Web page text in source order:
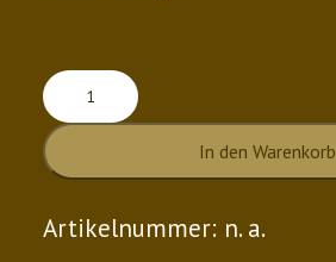
Geisse
Raclette
Menge
In den Warenkorb
Artikelnummer: n. a.